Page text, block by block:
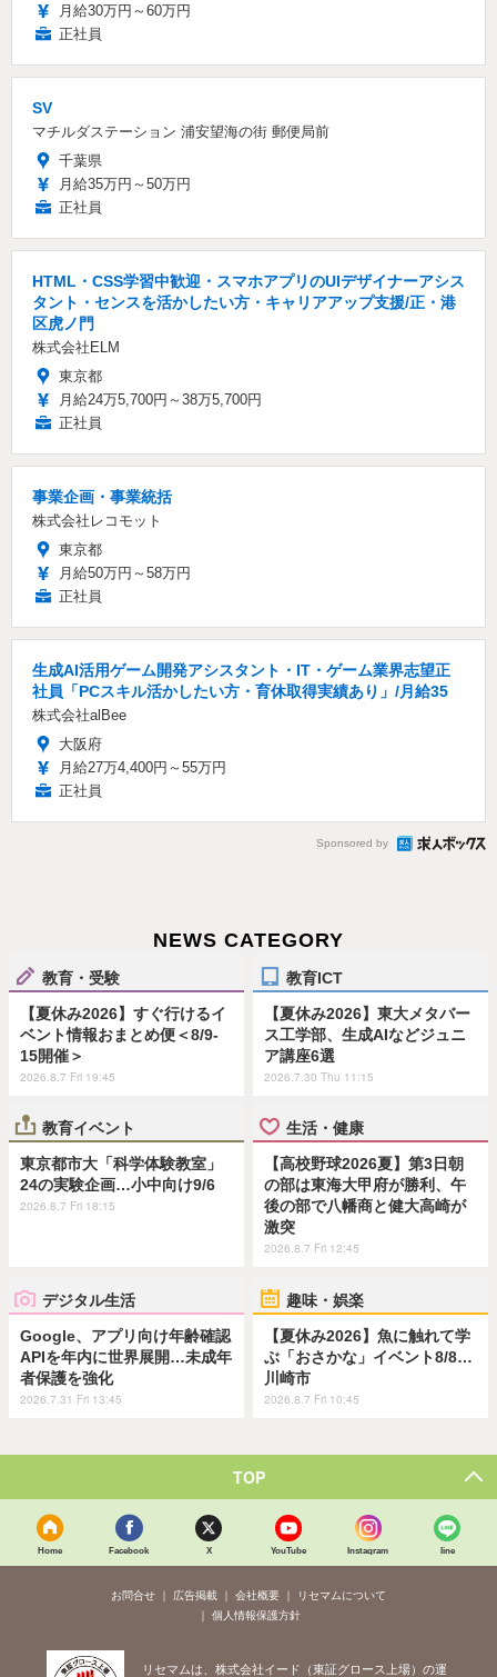
月給30万円～60万円
正社員
SV
マチルダステーション 浦安望海の街 郵便局前
千葉県
月給35万円～50万円
正社員
HTML・CSS学習中歓迎・スマホアプリのUIデザイナーアシス
タント・センスを活かしたい方・キャリアアップ支援/正・港
区虎ノ門
株式会社ELM
東京都
月給24万5,700円～38万5,700円
正社員
事業企画・事業統括
株式会社レコモット
東京都
月給50万円～58万円
正社員
生成AI活用ゲーム開発アシスタント・IT・ゲーム業界志望正
社員「PCスキル活かしたい方・育休取得実績あり」/月給35
株式会社alBee
大阪府
月給27万4,400円～55万円
正社員
Sponsored by
NEWS CATEGORY
教育・受験
【夏休み2026】すぐ行けるイ
ベント情報おまとめ便＜8/9-
15開催＞
2026.8.7 Fri 19:45
教育ICT
【夏休み2026】東大メタバー
ス工学部、生成AIなどジュニ
ア講座6選
2026.7.30 Thu 11:15
教育イベント
東京都市大「科学体験教室」
24の実験企画…小中向け9/6
2026.8.7 Fri 18:15
生活・健康
【高校野球2026夏】第3日朝
の部は東海大甲府が勝利、午
後の部で八幡商と健大高崎が
激突
2026.8.7 Fri 12:45
デジタル生活
Google、アプリ向け年齢確認
APIを年内に世界展開…未成年
者保護を強化
2026.7.31 Fri 13:45
趣味・娯楽
【夏休み2026】魚に触れて学
ぶ「おさかな」イベント8/8…
川崎市
2026.8.7 Fri 10:45
TOP
Home Facebook X YouTube Instagram line
お問合せ 広告掲載 会社概要
リセマムについて
個人情報保護方針
リセマムは、株式会社イード（東証グロース上場）の運